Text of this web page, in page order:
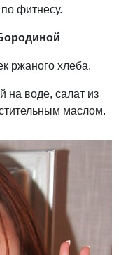
фитнесу.
ржаного хлеба.
на воде, салат из
маслом.